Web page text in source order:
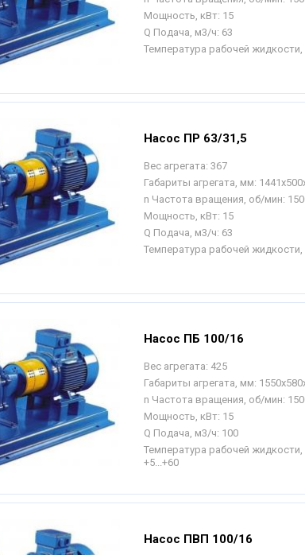
Мощность, кВт: 15
Q Подача, м3/ч: 63
Температура рабочей жидкости,
Насос ПР 63/31,5
Вес агрегата: 367
Габариты агрегата, мм:
n Частота вращения, об/мин:
Мощность, кВт: 15
Q Подача, м3/ч: 63
Температура рабочей жидкости,
Насос ПБ 100/16
Вес агрегата: 425
Габариты агрегата, мм:
n Частота вращения, об/мин:
Мощность, кВт: 15
Q Подача, м3/ч: 100
Температура рабочей жидкости,
+5...+60
Насос ПВП 100/16